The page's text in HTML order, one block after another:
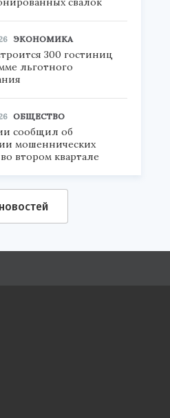
ЭКОНОМИКА
300 гостиниц
льготного
ОБЩЕСТВО
сообщил об
мошеннических
втором квартале